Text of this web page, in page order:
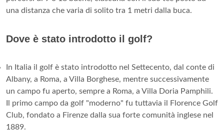
una distanza che varia di solito tra 1 metri dalla buca.
Dove è stato introdotto il golf?
In Italia il golf è stato introdotto nel Settecento, dal conte di
Albany, a Roma, a Villa Borghese, mentre successivamente
un campo fu aperto, sempre a Roma, a Villa Doria Pamphili.
Il primo campo da golf "moderno" fu tuttavia il Florence Golf
Club, fondato a Firenze dalla sua forte comunità inglese nel
1889.